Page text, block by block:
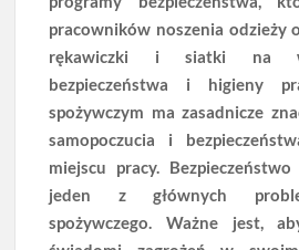
pracowników noszenia odzieży
rękawiczki i siatki na
bezpieczeństwa i higieny
spożywczym ma zasadnicze
samopoczucia i
miejscu pracy.
jeden z głównych
spożywczego. Ważne jest,